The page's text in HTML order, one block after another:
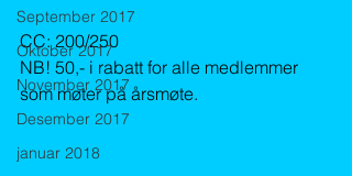
September 2017
Oktober 2017
November 2017
Desember 2017
januar 2018
CC: 200/250
NB! 50,- i rabatt for alle medlemmer
som møter på årsmøte.